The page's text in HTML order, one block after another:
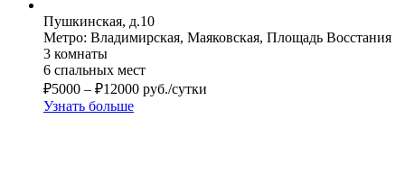
Пушкинская, д.10
Метро: Владимирская, Маяковская, Площадь Восстания
3 комнаты
6 спальных мест
₽5000 – ₽12000 руб./сутки
Узнать больше